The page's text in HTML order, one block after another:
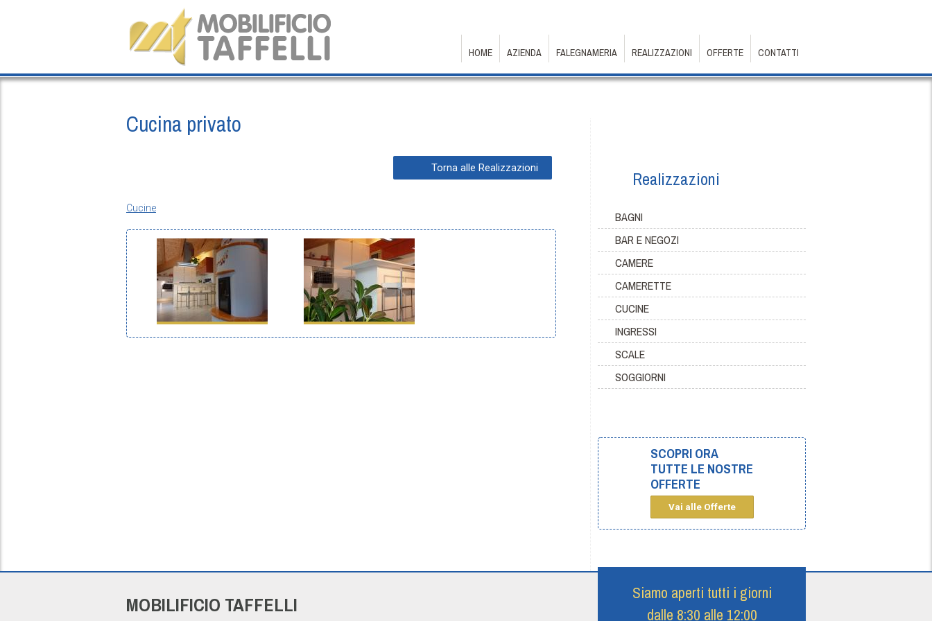
Salta al contenuto principale
HOME AZIENDA FALEGNAMERIA REALIZZAZIONI OFFERTE CONTATTI
Cucina privato
Cucine
Realizzazioni
BAGNI
BAR E NEGOZI
CAMERE
CAMERETTE
CUCINE
INGRESSI
SCALE
SOGGIORNI
SCOPRI ORA
TUTTE LE NOSTRE
OFFERTE
Vai alle Offerte
MOBILIFICIO TAFFELLI
Siamo aperti tutti i giorni
dalle 8:30 alle 12:00